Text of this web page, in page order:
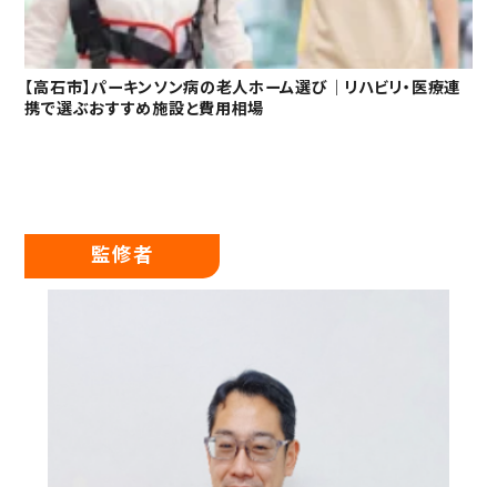
【高石市】パーキンソン病の老人ホーム選び｜リハビリ・医療連
携で選ぶおすすめ施設と費用相場
監修者